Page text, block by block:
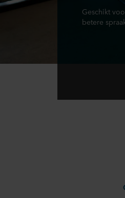
Geschikt
betere